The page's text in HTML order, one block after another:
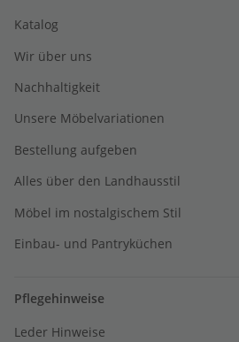
Katalog
Wir über uns
Nachhaltigkeit
Unsere Möbelvariationen
Bestellung aufgeben
Alles über den Landhausstil
Möbel im nostalgischem Stil
Einbau- und Pantryküchen
Pflegehinweise
Leder Hinweise